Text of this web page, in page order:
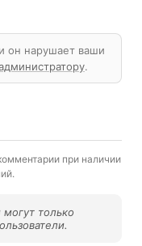
он нарушает ваши
.
при наличии
только